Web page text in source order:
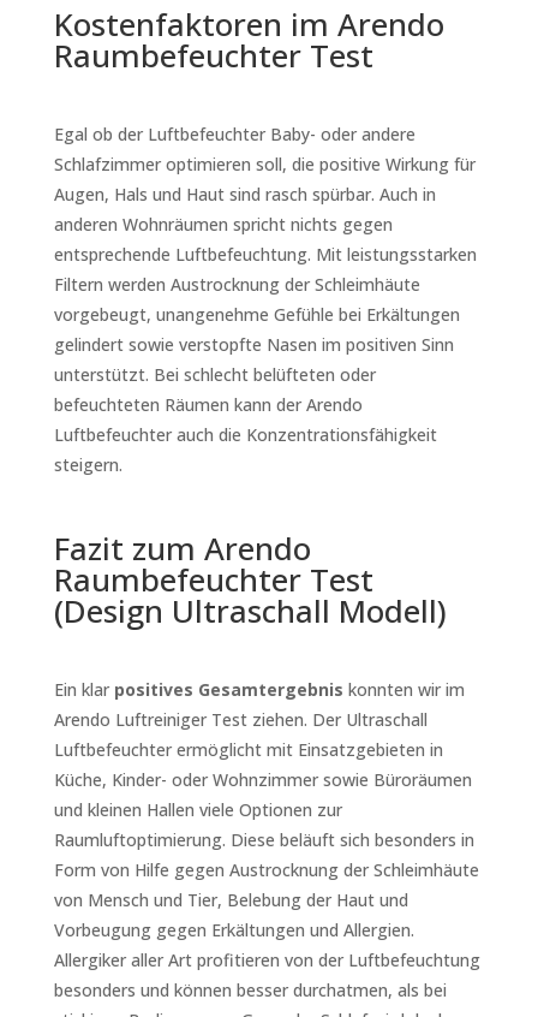
Kostenfaktoren im Arendo
Raumbefeuchter Test
Egal ob der Luftbefeuchter Baby- oder andere
Schlafzimmer optimieren soll, die positive Wirkung für
Augen, Hals und Haut sind rasch spürbar. Auch in
anderen Wohnräumen spricht nichts gegen
entsprechende Luftbefeuchtung. Mit leistungsstarken
Filtern werden Austrocknung der Schleimhäute
vorgebeugt, unangenehme Gefühle bei Erkältungen
gelindert sowie verstopfte Nasen im positiven Sinn
unterstützt. Bei schlecht belüfteten oder
befeuchteten Räumen kann der Arendo
Luftbefeuchter auch die Konzentrationsfähigkeit
steigern.
Fazit zum Arendo
Raumbefeuchter Test
(Design Ultraschall Modell)
Ein klar positives Gesamtergebnis konnten wir im
Arendo Luftreiniger Test ziehen. Der Ultraschall
Luftbefeuchter ermöglicht mit Einsatzgebieten in
Küche, Kinder- oder Wohnzimmer sowie Büroräumen
und kleinen Hallen viele Optionen zur
Raumluftoptimierung. Diese beläuft sich besonders in
Form von Hilfe gegen Austrocknung der Schleimhäute
von Mensch und Tier, Belebung der Haut und
Vorbeugung gegen Erkältungen und Allergien.
Allergiker aller Art profitieren von der Luftbefeuchtung
besonders und können besser durchatmen, als bei